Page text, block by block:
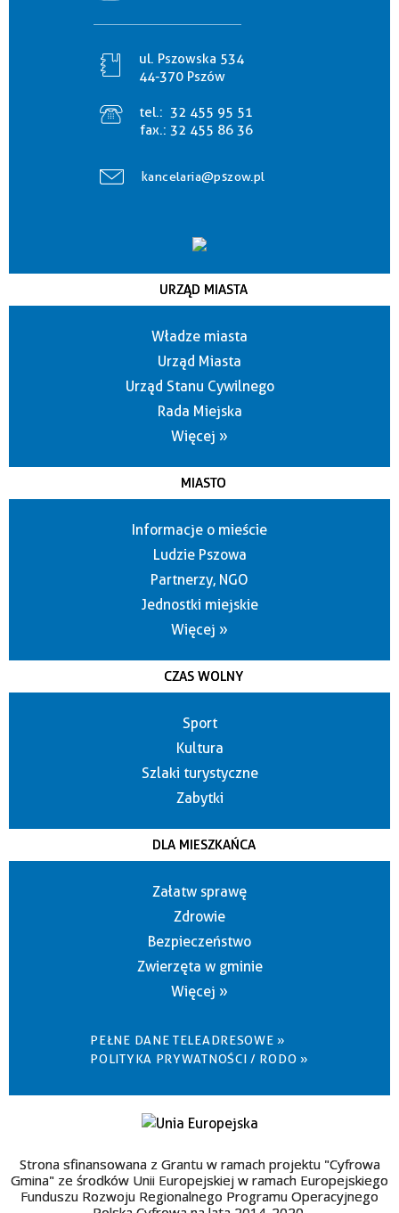
ul. Pszowska 534
44-370 Pszów
tel.: 32 455 95 51
fax.: 32 455 86 36
kancelaria@pszow.pl
URZĄD MIASTA
Władze miasta
Urząd Miasta
Urząd Stanu Cywilnego
Rada Miejska
Więcej »
MIASTO
Informacje o mieście
Ludzie Pszowa
Partnerzy, NGO
Jednostki miejskie
Więcej »
CZAS WOLNY
Sport
Kultura
Szlaki turystyczne
Zabytki
DLA MIESZKAŃCA
Załatw sprawę
Zdrowie
Bezpieczeństwo
Zwierzęta w gminie
Więcej »
PEŁNE DANE TELEADRESOWE »
POLITYKA PRYWATNOŚCI / RODO »
Strona sfinansowana z Grantu w ramach projektu "Cyfrowa
Gmina" ze środków Unii Europejskiej w ramach Europejskiego
Funduszu Rozwoju Regionalnego Programu Operacyjnego